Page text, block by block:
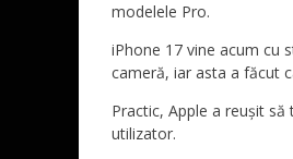
modelele Pro.
iPhone 17 vine acum cu
cameră, iar asta a făcut
Practic, Apple a reușit
utilizator.